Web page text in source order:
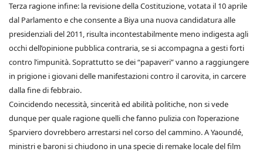
Terza ragione infine: la revisione della Costituzione, votata il 10 aprile
dal Parlamento e che consente a Biya una nuova candidatura alle
presidenziali del 2011, risulta incontestabilmente meno indigesta agli
occhi dell’opinione pubblica contraria, se si accompagna a gesti forti
contro l’impunità. Soprattutto se dei “papaveri” vanno a raggiungere
in prigione i giovani delle manifestazioni contro il carovita, in carcere
dalla fine di febbraio.
Coincidendo necessità, sincerità ed abilità politiche, non si vede
dunque per quale ragione quelli che fanno pulizia con l’operazione
Sparviero dovrebbero arrestarsi nel corso del cammino. A Yaoundé,
ministri e baroni si chiudono in una specie di remake locale del film